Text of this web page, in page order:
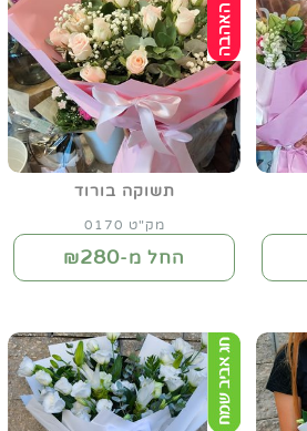
תשוקה בורוד
מק"ט 0170
החל מ-₪280